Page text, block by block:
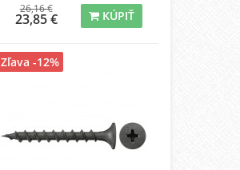
26,16 €
23,85 € KÚPIŤ
Zľava -12%